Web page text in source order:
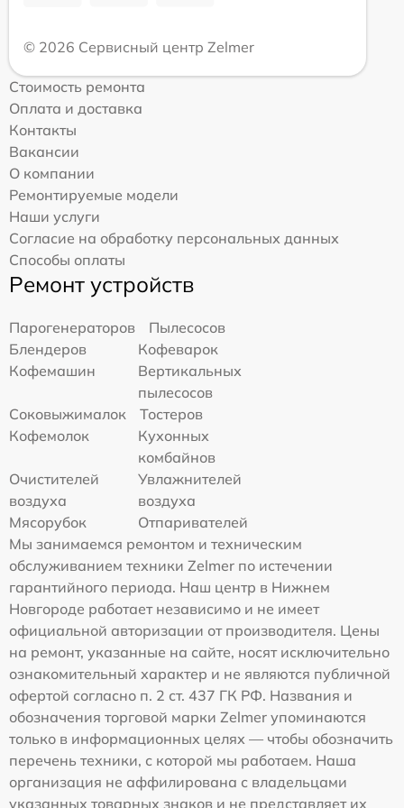
© 2026 Сервисный центр Zelmer
Стоимость ремонта
Оплата и доставка
Контакты
Вакансии
О компании
Ремонтируемые модели
Наши услуги
Согласие на обработку персональных данных
Способы оплаты
Ремонт устройств
Парогенераторов
Пылесосов
Блендеров
Кофеварок
Кофемашин
Вертикальных
пылесосов
Соковыжималок
Тостеров
Кофемолок
Кухонных
комбайнов
Очистителей
воздуха
Увлажнителей
воздуха
Мясорубок
Отпаривателей
Мы занимаемся ремонтом и техническим
обслуживанием техники Zelmer по истечении
гарантийного периода. Наш центр в Нижнем
Новгороде работает независимо и не имеет
официальной авторизации от производителя. Цены
на ремонт, указанные на сайте, носят исключительно
ознакомительный характер и не являются публичной
офертой согласно п. 2 ст. 437 ГК РФ. Названия и
обозначения торговой марки Zelmer упоминаются
только в информационных целях — чтобы обозначить
перечень техники, с которой мы работаем. Наша
организация не аффилирована с владельцами
указанных товарных знаков и не представляет их